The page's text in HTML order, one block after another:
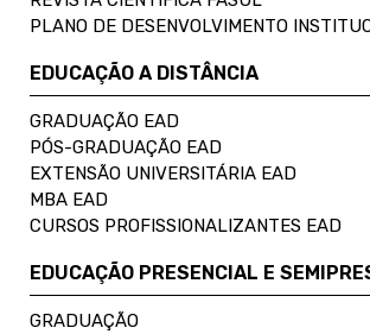
PLANO DE DESENVOLVIMENTO
EDUCAÇÃO A DISTÂNCIA
GRADUAÇÃO EAD
PÓS-GRADUAÇÃO EAD
EXTENSÃO UNIVERSITÁRIA EAD
MBA EAD
CURSOS PROFISSIONALIZANTES EAD
EDUCAÇÃO PRESENCIAL E
GRADUAÇÃO